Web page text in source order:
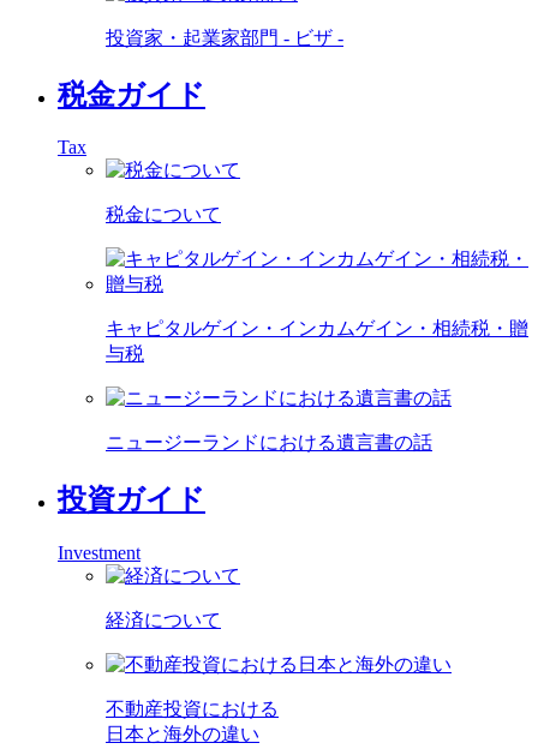
投資家・起業家部門 - ビザ -
税金ガイド
Tax
税金について
キャピタルゲイン・インカムゲイン・相続税・贈
与税
ニュージーランドにおける遺言書の話
投資ガイド
Investment
経済について
不動産投資における
日本と海外の違い